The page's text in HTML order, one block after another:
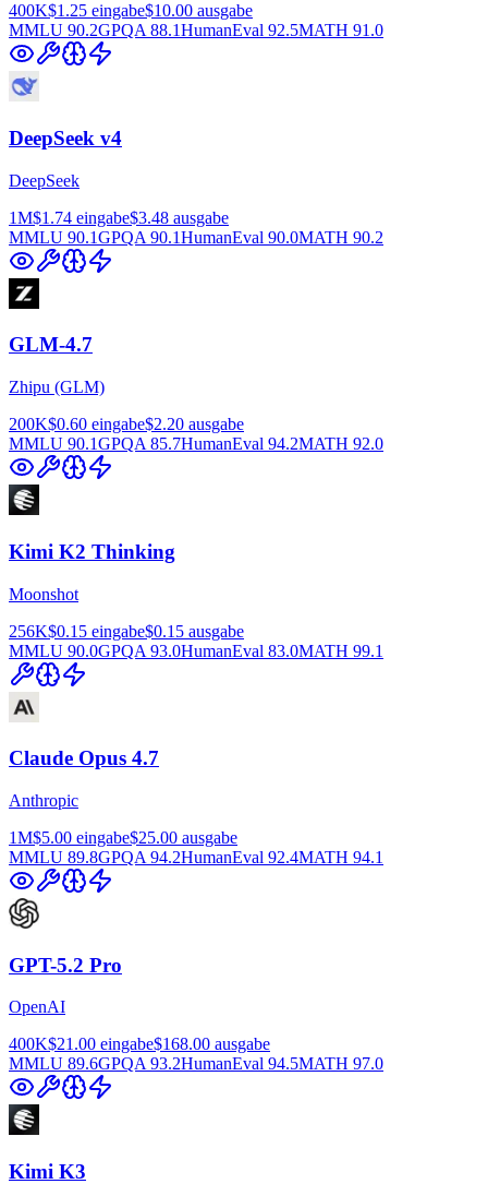
400K$1.25 eingabe$10.00 ausgabe
MMLU 90.2GPQA 88.1HumanEval 92.5MATH 91.0
DeepSeek v4
DeepSeek
1M$1.74 eingabe$3.48 ausgabe
MMLU 90.1GPQA 90.1HumanEval 90.0MATH 90.2
GLM-4.7
Zhipu (GLM)
200K$0.60 eingabe$2.20 ausgabe
MMLU 90.1GPQA 85.7HumanEval 94.2MATH 92.0
Kimi K2 Thinking
Moonshot
256K$0.15 eingabe$0.15 ausgabe
MMLU 90.0GPQA 93.0HumanEval 83.0MATH 99.1
Claude Opus 4.7
Anthropic
1M$5.00 eingabe$25.00 ausgabe
MMLU 89.8GPQA 94.2HumanEval 92.4MATH 94.1
GPT-5.2 Pro
OpenAI
400K$21.00 eingabe$168.00 ausgabe
MMLU 89.6GPQA93.2HumanEval 94.5MATH 97.0
Kimi K3